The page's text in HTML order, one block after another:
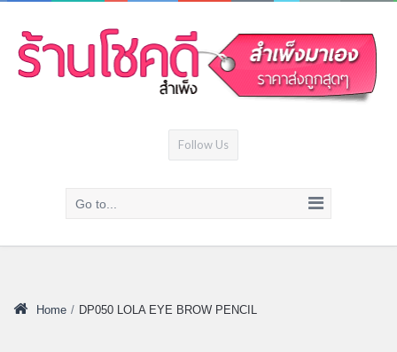
Follow Us
Go to...
Home / DP050 LOLA EYE BROW PENCIL